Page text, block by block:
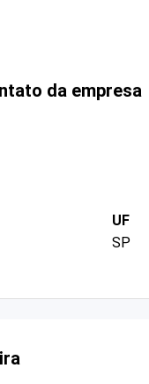
da empresa
UF
SP